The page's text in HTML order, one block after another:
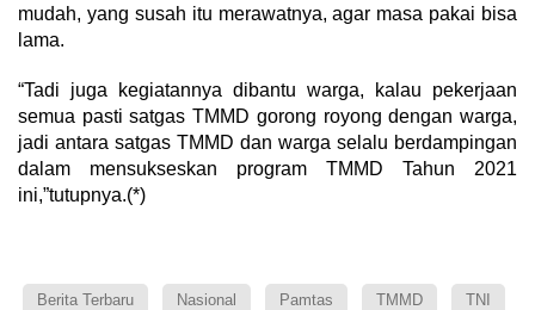
mudah, yang susah itu merawatnya, agar masa pakai bisa
lama.
“Tadi juga kegiatannya dibantu warga, kalau pekerjaan
semua pasti satgas TMMD gorong royong dengan warga,
jadi antara satgas TMMD dan warga selalu berdampingan
dalam mensukseskan program TMMD Tahun 2021
ini,”tutupnya.(*)
Berita Terbaru Nasional Pamtas TMMD TNI